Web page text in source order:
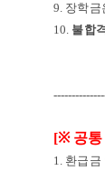
9. 장학금
10. 불합
[※ 공
1. 환급금